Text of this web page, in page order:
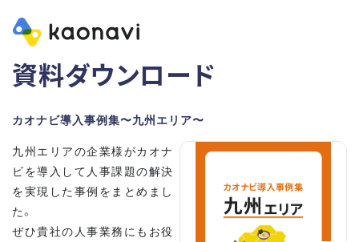
資料ダウンロード
カオナビ導入事例集〜九州エリア〜
九州エリアの企業様がカオナ
ビを導入して人事課題の解決
を実現した事例をまとめまし
た。
ぜひ貴社の人事業務にもお役